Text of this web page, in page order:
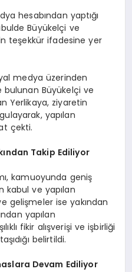
hesabından yaptığı
Büyükelçi ve
teşekkür ifadesine yer
medya üzerinden
bulunan Büyükelçi ve
Yerlikaya, ziyaretin
yapılan
çekti.
Takip Ediliyor
kamuoyunda geniş
kabul ve yapılan
gelişmeler ise yakından
yapılan
fikir alışverişi ve işbirliği
belirtildi.
Devam Ediliyor